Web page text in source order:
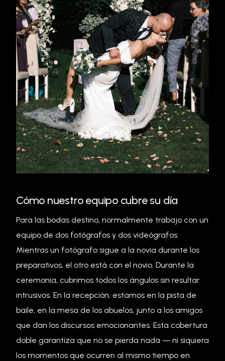
Cómo nuestro equipo cubre su día
Para las bodas destino, normalmente trabajo con un
equipo de dos fotógrafos y dos videógrafos.
Mientras un fotógrafo sigue a la novia durante los
preparativos, el otro está con el novio. Durante la
ceremonia, cubrimos todos los ángulos sin resultar
intrusivos. En la recepción, estamos en la pista de
baile, en la mesa de los abuelos, junto a los amigos
que dan los discursos emocionantes. Esta cobertura
doble garantiza que no se pierda nada — ni siquiera
los momentos que ocurren al mismo tiempo en